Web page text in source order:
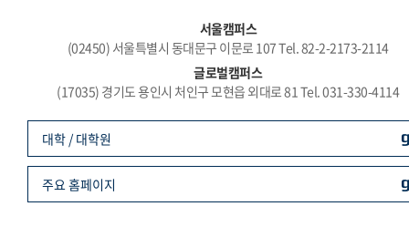
서울캠퍼스
(02450) 서울특별시 동대문구 이문로 107 Tel. 82-2-2173-2114
글로벌캠퍼스
(17035) 경기도 용인시 처인구 모현읍 외대로 81 Tel. 031-330-4114
대학 / 대학원
주요 홈페이지